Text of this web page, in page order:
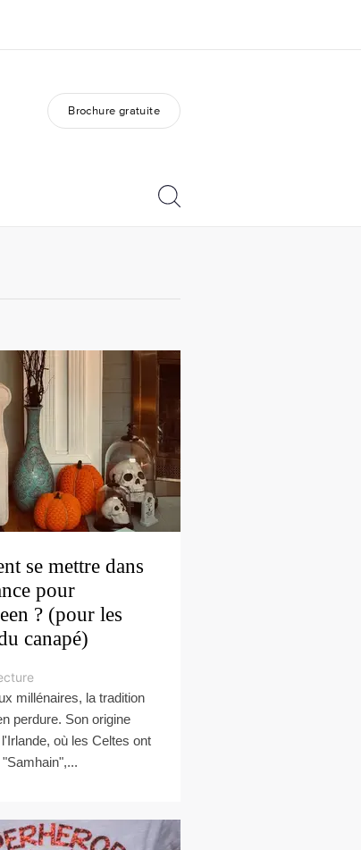
EF recrute
Brochure gratuite
se mettre dans
pour
? (pour les
canapé)
millénaires, la tradition
perdure. Son origine
où les Celtes ont